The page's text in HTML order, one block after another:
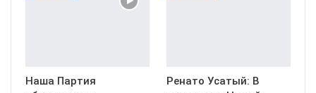
Наша Партия
Ренато Усатый: В